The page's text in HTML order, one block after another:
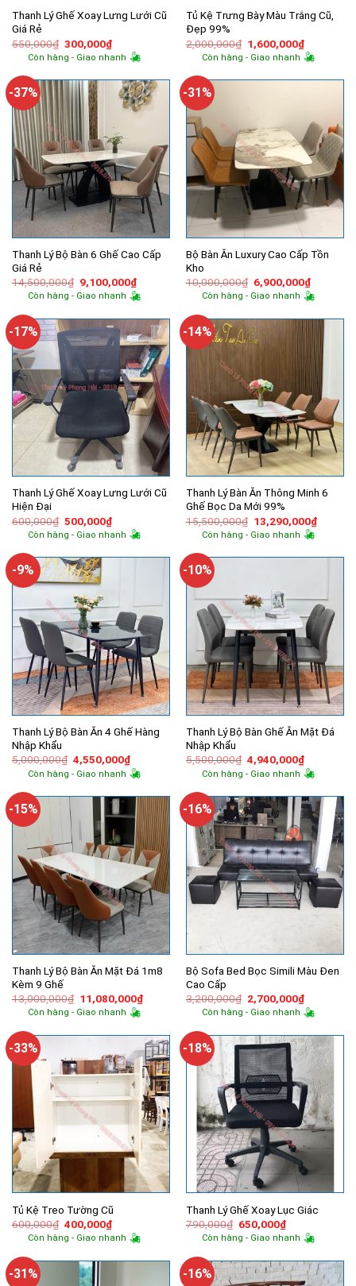
Thanh Lý Ghế Xoay Lưng Lưới Cũ
Giá Rẻ
550,000₫ Giá
gốc
là:
300,000₫Giá
hiện
tại
300,000₫.
Còn hàng - Giao nhanh
Tủ Kệ Trưng Bày Màu Trắng Cũ,
Đẹp 99%
2,000,000₫ Giá
gốc
là:
1,600,000₫Giá
hiện
tại
Còn hàng - Giao nhanh
-37%
Thanh Lý Bộ Bàn 6 Ghế Cao Cấp
Giá Rẻ
14,500,000₫ Giá
gốc
là:
9,100,000₫Giá
hiện
tại
9,100,000₫.
Còn hàng - Giao nhanh
-31%
Bộ Bàn Ăn Luxury Cao Cấp Tồn
Kho
10,000,000₫ Giá
gốc
là:
6,900,000₫Giá
hiện
tại
Còn hàng - Giao nhanh
-17%
Thanh Lý Ghế Xoay Lưng Lưới Cũ
Hiện Đại
600,000₫ Giá
gốc
là:
500,000₫Giá
hiện
tại
500,000₫.
Còn hàng - Giao nhanh
-14%
Thanh Lý Bàn Ăn Thông Minh 6
Ghế Bọc Da Mới 99%
15,500,000₫ Giá
gốc
là:
13,290,000₫Giá
hiện
Còn hàng - Giao nhanh
-9%
Thanh Lý Bộ Bàn Ăn 4 Ghế Hàng
Nhập Khẩu
5,000,000₫ Giá
gốc
là:
4,550,000₫Giá
hiện
tại
4,550,000₫.
Còn hàng - Giao nhanh
-10%
Thanh Lý Bộ Bàn Ghế Ăn Mặt Đá
Nhập Khẩu
5,500,000₫ Giá
gốc
là:
4,940,000₫Giá
hiện
tại
Còn hàng - Giao nhanh
-15%
Thanh Lý Bộ Bàn Ăn Mặt Đá 1m8
Kèm 9 Ghế
13,000,000₫ Giá
gốc
là:
11,080,000₫Giá
hiện
11,080,000₫.
Còn hàng - Giao nhanh
-16%
Bộ Sofa Bed Bọc Simili Màu Đen
Cao Cấp
3,200,000₫ Giá
gốc
là:
2,700,000₫Giá
hiện
tại
Còn hàng - Giao nhanh
-33%
Tủ Kệ Treo Tường Cũ
600,000₫ Giá
gốc
là:
400,000₫Giá
hiện
tại
400,000₫.
Còn hàng - Giao nhanh
-18%
Thanh Lý Ghế Xoay Lục Giác
790,000₫ Giá
gốc
là:
650,000₫Giá
hiện
tại
650,000₫.
Còn hàng - Giao nhanh
-31% -16%